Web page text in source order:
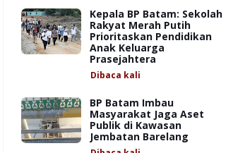
Kepala BP Batam: Sekolah
Rakyat Merah Putih
Prioritaskan Pendidikan
Anak Keluarga
Prasejahtera
Dibaca kali
BP Batam Imbau
Masyarakat Jaga Aset
Publik di Kawasan
Jembatan Barelang